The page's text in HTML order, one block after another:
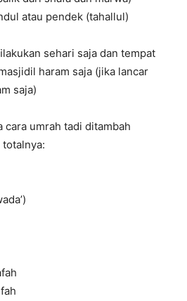
atau pendek (tahallul)
sehari saja dan tempat
haram saja (jika lancar
saja)
cara umrah tadi ditambah